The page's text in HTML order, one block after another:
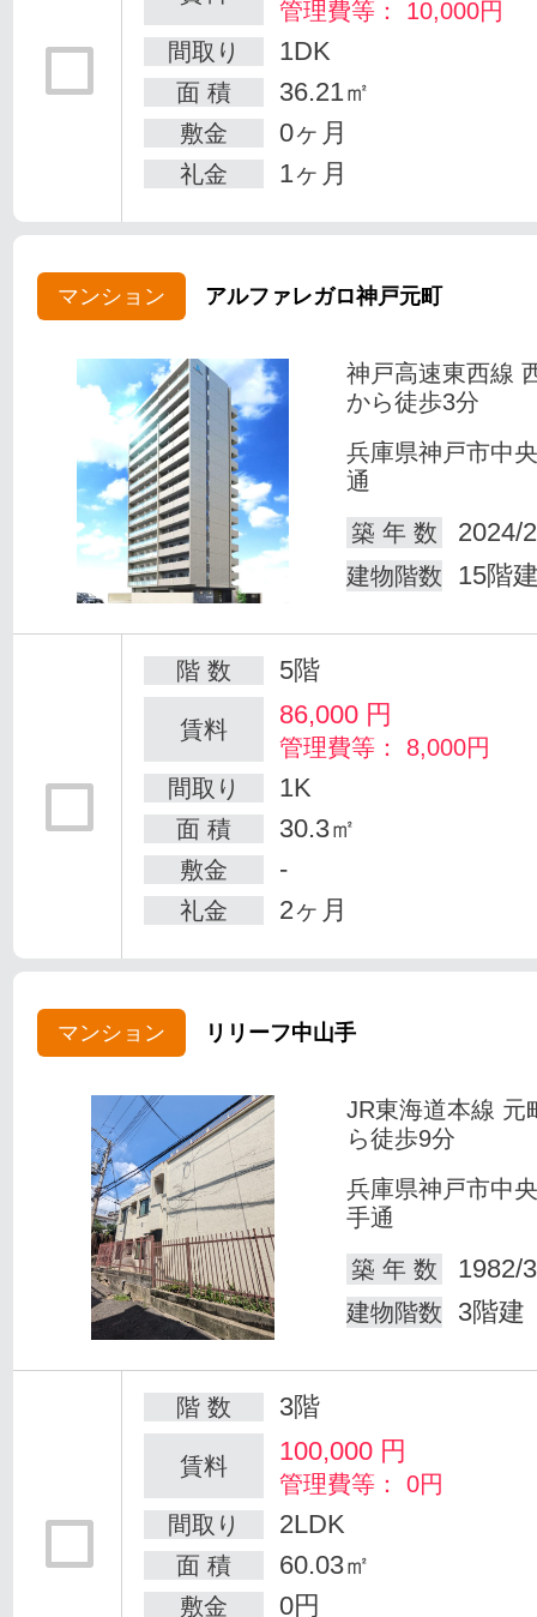
管理費等： 10,000円
間取り
1DK
面 積 36.21㎡
敷金 0ヶ月
礼金 1ヶ月
マンション アルファレガロ神戸元町
神戸高速東西線
から徒歩3分
兵庫県神戸市中
通
築 年 数
2024/
建物階数 15階
階 数 5階
賃料 86,000 円
管理費等： 8,000円
間取り
1K
面 積 30.3㎡
敷金 -
礼金 2ヶ月
マンション リリーフ中山手
JR東海道本線 元
ら徒歩9分
兵庫県神戸市中
手通
築 年 数
1982/
建物階数 3階建
階 数 3階
賃料 100,000 円
管理費等： 0円
間取り
2LDK
面 積 60.03㎡
敷金 0円